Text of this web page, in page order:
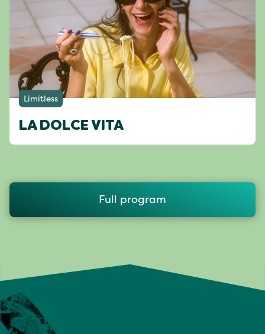
Limitless
LA DOLCE VITA
Full program